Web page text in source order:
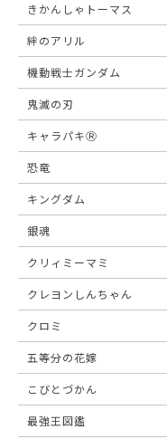
きかんしゃトーマス
絆のアリル
機動戦士ガンダム
鬼滅の刃
キャラパキⓇ
恐竜
キングダム
銀魂
クリィミーマミ
クレヨンしんちゃん
クロミ
五等分の花嫁
こびとづかん
最強王図鑑